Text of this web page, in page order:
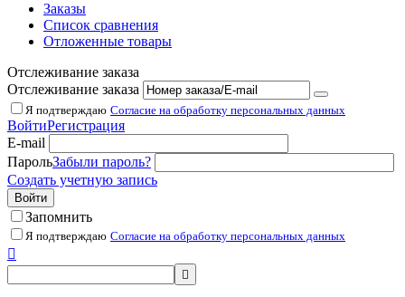
Заказы
Список сравнения
Отложенные товары
Отслеживание заказа
Отслеживание заказа
Я подтверждаю Согласие на обработку персональных данных
ВойтиРегистрация
E-mail
ПарольЗабыли пароль?
Создать учетную запись
Войти
Запомнить
Я подтверждаю Согласие на обработку персональных данных

